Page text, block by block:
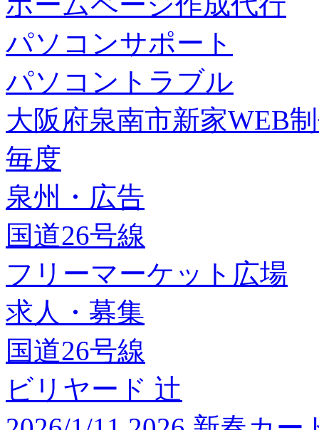
パソコンサポート
パソコントラブル
大阪府泉南市新家WEB
毎度
泉州・広告
国道26号線
フリーマーケット広場
求人・募集
国道26号線
ビリヤード 辻